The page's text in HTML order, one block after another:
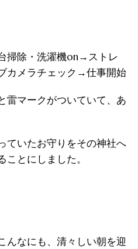
掃除・洗濯機on→ストレ
カメラチェック→仕事開始
雷マークがついていて、あ
ていたお守りをその神社へ
とにしました。
んなにも、清々しい朝を迎